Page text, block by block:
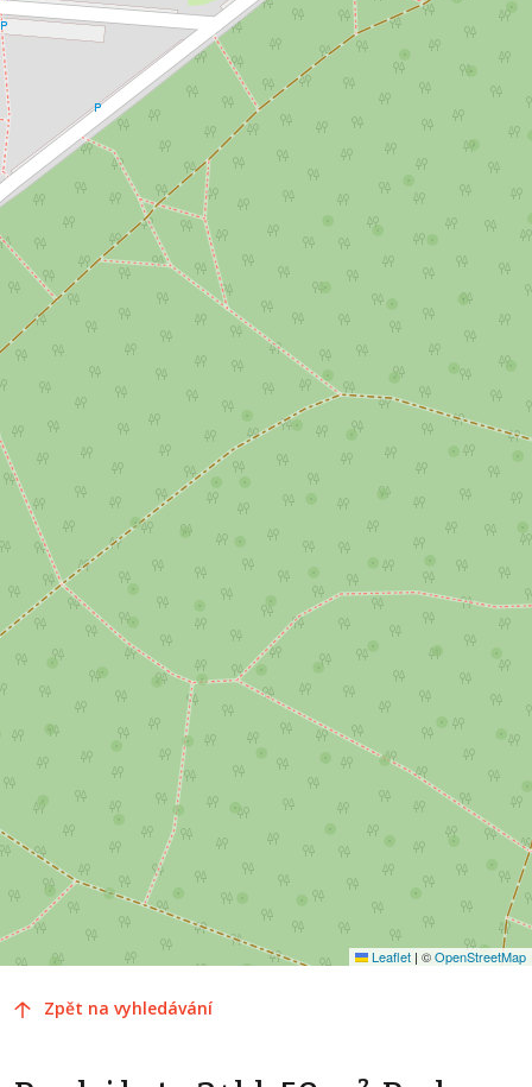
Leaflet | ©OpenStreetMap
Zpět na vyhledávání